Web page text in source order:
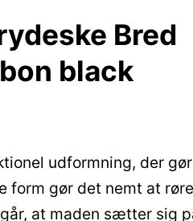
Bred
black
udformning, der
form gør det nemt at
at maden sætter sig